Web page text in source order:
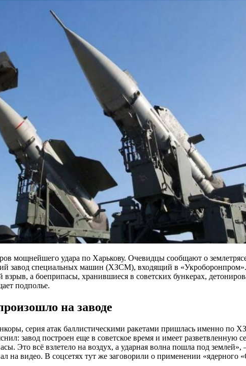
мощнейшего удара по Харькову. Очевидцы сообщают о
завод специальных машин (ХЗСМ), входящий в
взрыв, а боеприпасы, хранившиеся в советских бункерах,
подполье.
на заводе
серия атак баллистическими ракетами пришлась именно
завод построен еще в советское время и имеет
Это всё взлетело на воздух, а ударная волна пошла под
на видео. В соцсетях тут же заговорили о применении